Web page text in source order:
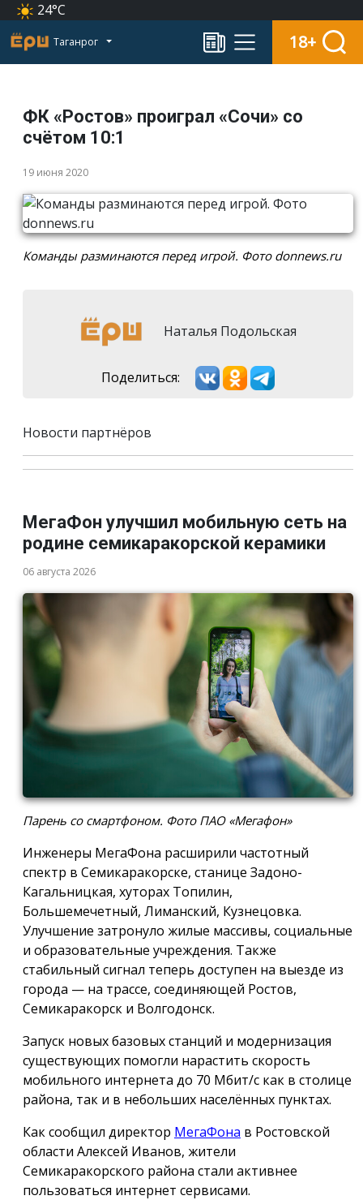
24°C
Таганрог 18+
ФК «Ростов» проиграл «Сочи» со
счётом 10:1
19 июня 2020
Команды разминаются перед игрой. Фото donnews.ru
Наталья Подольская
Поделиться:
Новости партнёров
МегаФон улучшил мобильную сеть на
родине семикаракорской керамики
06 августа 2026
Парень со смартфоном. Фото ПАО «Мегафон»
Инженеры МегаФона расширили частотный
спектр в Семикаракорске, станице Задоно-
Кагальницкая, хуторах Топилин,
Большемечетный, Лиманский, Кузнецовка.
Улучшение затронуло жилые массивы, социальные
и образовательные учреждения. Также
стабильный сигнал теперь доступен на выезде из
города — на трассе, соединяющей Ростов,
Семикаракорск и Волгодонск.
Запуск новых базовых станций и модернизация
существующих помогли нарастить скорость
мобильного интернета до 70 Мбит/с как в столице
района, так и в небольших населённых пунктах.
Как сообщил директор МегаФона в Ростовской
области Алексей Иванов, жители
Семикаракорского района стали активнее
пользоваться интернет сервисами.